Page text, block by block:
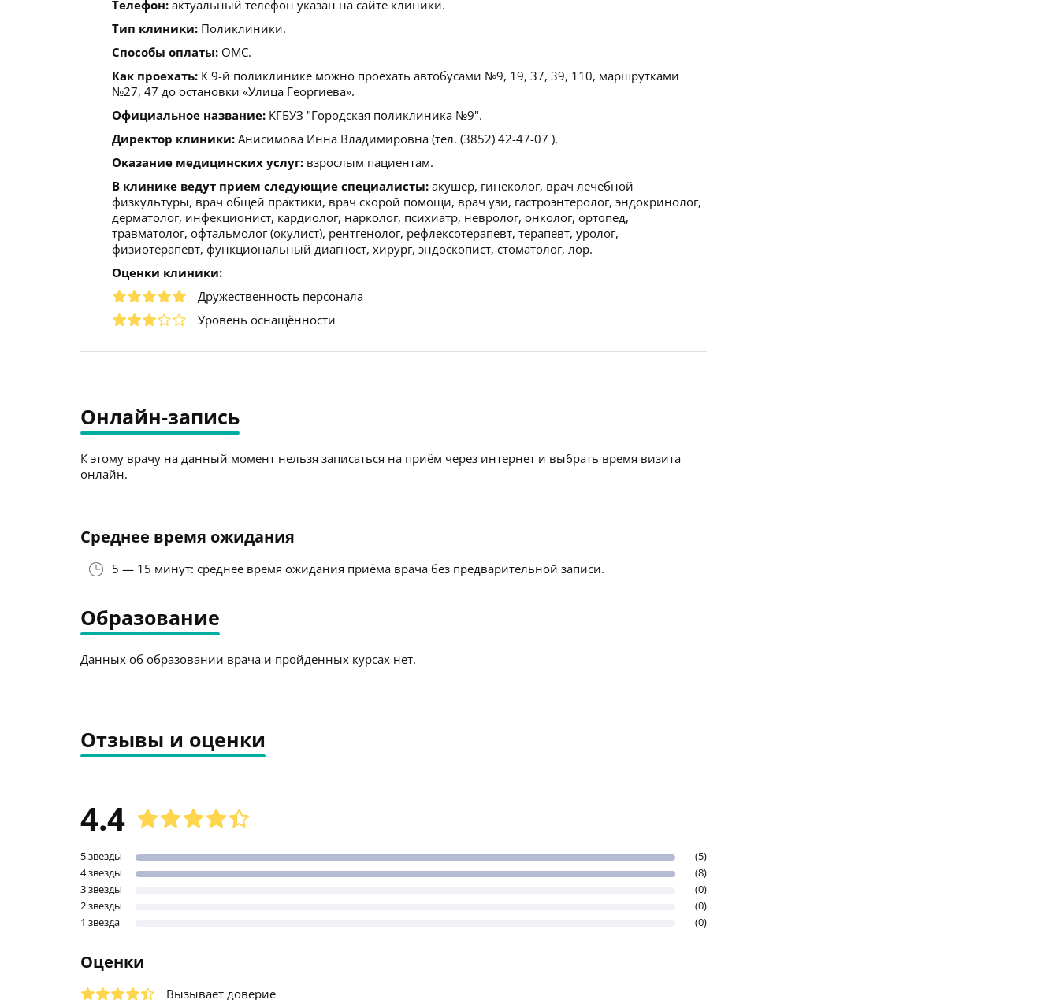
Телефон: актуальный телефон указан на сайте клиники.
Тип клиники: Поликлиники.
Способы оплаты: ОМС.
Как проехать: К 9-й поликлинике можно проехать автобусами №9, 19, 37, 39, 110, маршрутками
№27, 47 до остановки «Улица Георгиева».
Официальное название: КГБУЗ "Городская поликлиника №9".
Директор клиники: Анисимова Инна Владимировна (тел. (3852) 42-47-07 ).
Оказание медицинских услуг: взрослым пациентам.
В клинике ведут прием следующие специалисты: акушер, гинеколог, врач лечебной
физкультуры, врач общей практики, врач скорой помощи, врач узи, гастроэнтеролог, эндокринолог,
дерматолог, инфекционист, кардиолог, нарколог, психиатр, невролог, онколог, ортопед,
травматолог, офтальмолог (окулист), рентгенолог, рефлексотерапевт, терапевт, уролог,
физиотерапевт, функциональный диагност, хирург, эндоскопист, стоматолог, лор.
Оценки клиники:
Дружественность персонала
Уровень оснащённости
Онлайн-запись
К этому врачу на данный момент нельзя записаться на приём через интернет и выбрать время визита
онлайн.
Среднее время ожидания
5 — 15 минут: среднее время ожидания приёма врача без предварительной записи.
Образование
Данных об образовании врача и пройденных курсах нет.
Отзывы и оценки
4.4
5 звезды
(5)
4 звезды
(8)
3 звезды
(0)
2 звезды
(0)
1 звезда
(0)
Оценки
Вызывает доверие